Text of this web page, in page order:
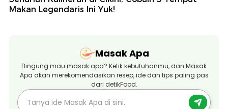
Makan Legendaris Ini Yuk!
Masak Apa
Bingung mau masak apa? Ketik kebutuhanmu, dan Masak
Apa akan merekomendasikan resep, ide dan tips paling pas
dari detikFood.